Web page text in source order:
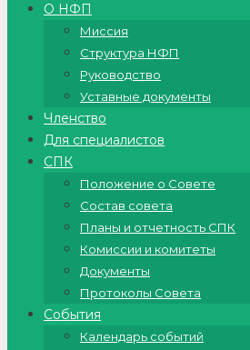
О НФП
Миссия
Структура НФП
Руководство
Уставные документы
Членство
Для специалистов
СПК
Положение о Совете
Состав совета
Планы и отчетность СПК
Комиссии и комитеты
Документы
Протоколы Совета
События
Календарь событий